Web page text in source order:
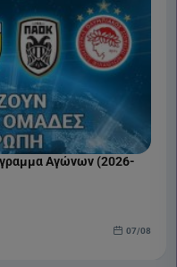
Αγώνων (2026-
07/08